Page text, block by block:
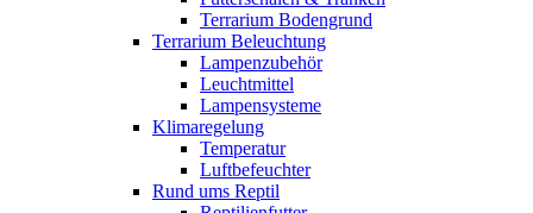
Terrarium Bodengrund
Terrarium Beleuchtung
Lampenzubehör
Leuchtmittel
Lampensysteme
Klimaregelung
Temperatur
Luftbefeuchter
Rund ums Reptil